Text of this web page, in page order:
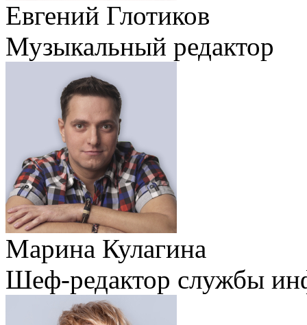
Евгений Глотиков
Музыкальный редактор
Марина Кулагина
Шеф-редактор службы